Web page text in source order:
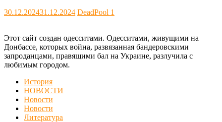
30.12.202431.12.2024 DeadPool 1
Этот сайт создан одесситами. Одесситами, живущими на
Донбассе, которых война, развязанная бандеровскими
запроданцами, правящими бал на Украине, разлучила с
любимым городом.
История
НОВОСТИ
Новости
Новости
Литература